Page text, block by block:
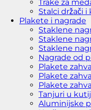
Trake za
Stalci držači
Plakete i nagrade
Staklene
Staklene
Staklene
Nagrade od
Plakete
Plakete
Plakete
Tanjuri u
Aluminijske